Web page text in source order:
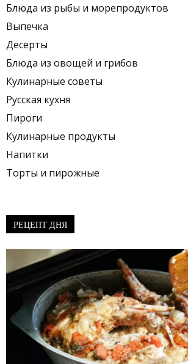
Блюда из рыбы и морепродуктов
Выпечка
Десерты
Блюда из овощей и грибов
Кулинарные советы
Русская кухня
Пироги
Кулинарные продукты
Напитки
Торты и пирожные
РЕЦЕПТ ДНЯ